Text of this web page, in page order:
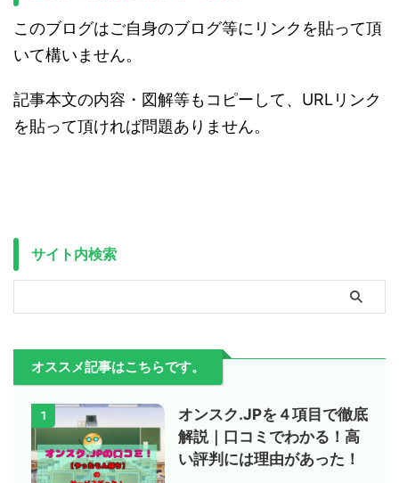
このブログはご自身のブログ等にリンクを貼って頂
いて構いません。
記事本文の内容・図解等もコピーして、URLリンク
を貼って頂ければ問題ありません。
サイト内検索
オススメ記事はこちらです。
1
オンスク.JPを４項目で徹底
解説｜口コミでわかる！高
い評判には理由があった！